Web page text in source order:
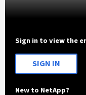
Sign in to view the
SIGN IN
New to NetApp?